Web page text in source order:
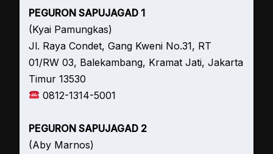
PEGURON SAPUJAGAD 1
(Kyai Pamungkas)
Jl. Raya Condet, Gang Kweni No.31, RT
01/RW 03, Balekambang, Kramat Jati, Jakarta
Timur 13530
0812-1314-5001
PEGURON SAPUJAGAD 2
(Aby Marnos)